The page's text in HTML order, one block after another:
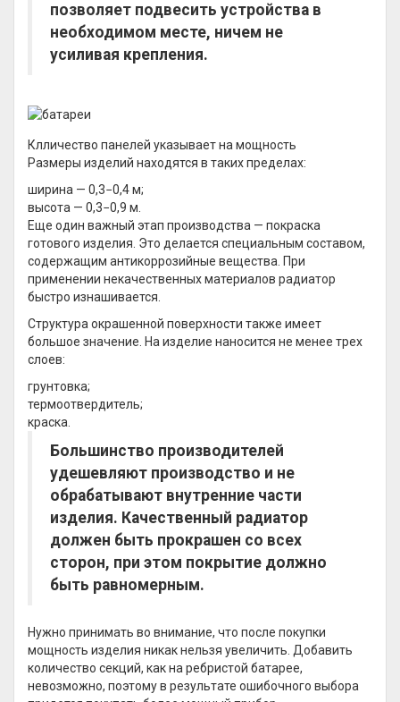
позволяет подвесить устройства в
необходимом месте, ничем не
усиливая крепления.
Клличество панелей указывает на мощность
Размеры изделий находятся в таких пределах:
ширина — 0,3−0,4 м;
высота — 0,3−0,9 м.
Еще один важный этап производства — покраска
готового изделия. Это делается специальным составом,
содержащим антикоррозийные вещества. При
применении некачественных материалов радиатор
быстро изнашивается.
Структура окрашенной поверхности также имеет
большое значение. На изделие наносится не менее трех
слоев:
грунтовка;
термоотвердитель;
краска.
Большинство производителей
удешевляют производство и не
обрабатывают внутренние части
изделия. Качественный радиатор
должен быть прокрашен со всех
сторон, при этом покрытие должно
быть равномерным.
Нужно принимать во внимание, что после покупки
мощность изделия никак нельзя увеличить. Добавить
количество секций, как на ребристой батарее,
невозможно, поэтому в результате ошибочного выбора